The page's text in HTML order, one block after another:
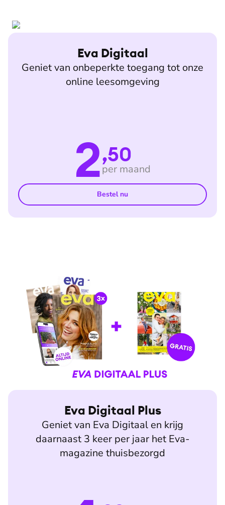
Eva Digitaal
Geniet van onbeperkte toegang tot onze
online leesomgeving
2,50
per maand
Bestel nu
Eva Digitaal Plus
Geniet van Eva Digitaal en krijg
daarnaast 3 keer per jaar het Eva-
magazine thuisbezorgd